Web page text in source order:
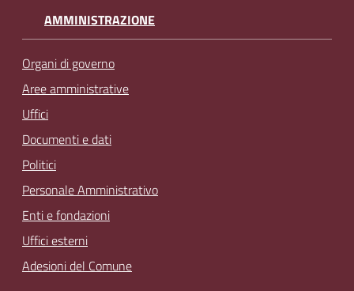
AMMINISTRAZIONE
Organi di governo
Aree amministrative
Uffici
Documenti e dati
Politici
Personale Amministrativo
Enti e fondazioni
Uffici esterni
Adesioni del Comune